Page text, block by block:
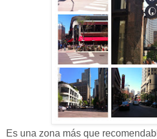
Es una zona más que